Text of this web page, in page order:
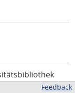
Feedback